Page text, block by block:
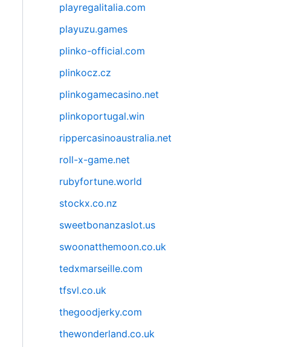
playregalitalia.com
playuzu.games
plinko-official.com
plinkocz.cz
plinkogamecasino.net
plinkoportugal.win
rippercasinoaustralia.net
roll-x-game.net
rubyfortune.world
stockx.co.nz
sweetbonanzaslot.us
swoonatthemoon.co.uk
tedxmarseille.com
tfsvl.co.uk
thegoodjerky.com
thewonderland.co.uk